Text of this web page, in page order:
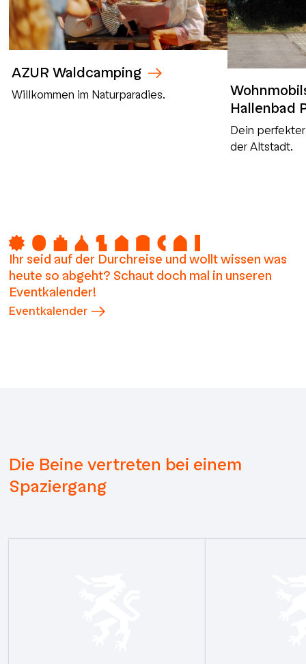
AZUR Waldcamping
Willkommen im Naturparadies.
Hallenbad
Dein
der Altstadt.
Ihr seid auf der Durchreise und wollt wissen was
heute so abgeht? Schaut doch mal in unseren
Eventkalender!
Eventkalender
Die Beine vertreten bei einem
Spaziergang